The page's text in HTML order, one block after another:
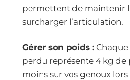
permettent de maintenir
surcharger l’articulation.
Gérer son poids :
perdu représente 4 kg de
moins sur vos genoux